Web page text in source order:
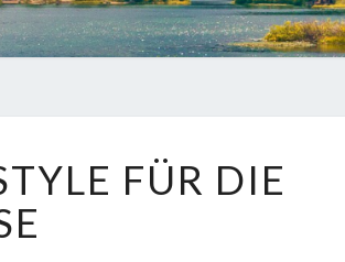
FÜR DIE